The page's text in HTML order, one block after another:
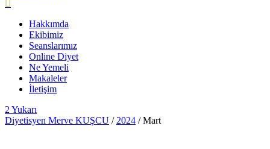
Hakkımda
Ekibimiz
Seanslarımız
Online Diyet
Ne Yemeli
Makaleler
İletişim
Yukarı
Diyetisyen Merve KUŞCU / 2024 /Mart